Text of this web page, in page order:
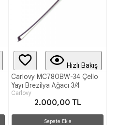
Hızlı Bakış
Carlovy MC780BW-34 Çello
Yayı Brezilya Ağacı 3/4
Carlovy
2.000,00 TL
Sepete Ekle